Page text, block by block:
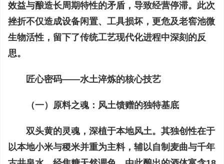
效益与酿造长周期特性的矛盾，导致经营停滞。此次
挫折不仅造成设备闲置、工具损坏，更危及老窖池微
生物活性，留下了传统工艺现代化进程中深刻的反
思。
匠心密码——水土淬炼的核心技艺
（一）原料之魂：风土馈赠的独特基底
双头黄的灵魂，深植于本地风土。其独创性在于
以本地小米与稷米并重为主料，辅以自制麦曲与千年